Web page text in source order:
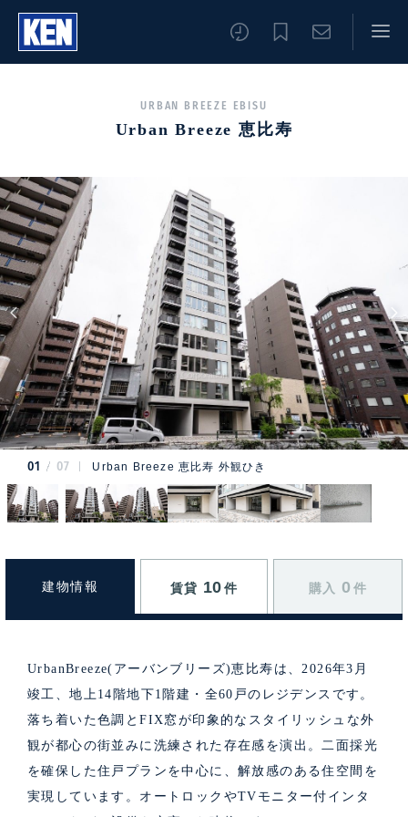
URBAN BREEZE EBISU
Urban Breeze 恵比寿
01 07 Urban Breeze 恵比寿 外観ひき
建物情報 賃貸 10 件 購入 0 件
UrbanBreeze(アーバンブリーズ)恵比寿は、2026年3月
竣工、地上14階地下1階建・全60戸のレジデンスです。
落ち着いた色調とFIX窓が印象的なスタイリッシュな外
観が都心の街並みに洗練された存在感を演出。二面採光
を確保した住戸プランを中心に、解放感のある住空間を
実現しています。オートロックやTVモニター付インタ